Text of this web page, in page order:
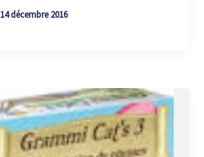
14 décembre 2016